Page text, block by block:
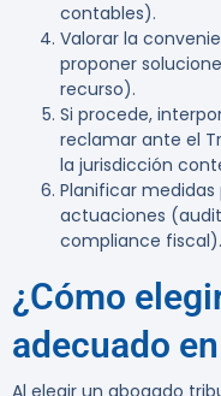
contables).
Valorar la
proponer
recurso).
Si procede,
reclamar ante el
la jurisdicción
Planificar
actuaciones
compliance fiscal).
¿Cómo
adecuado